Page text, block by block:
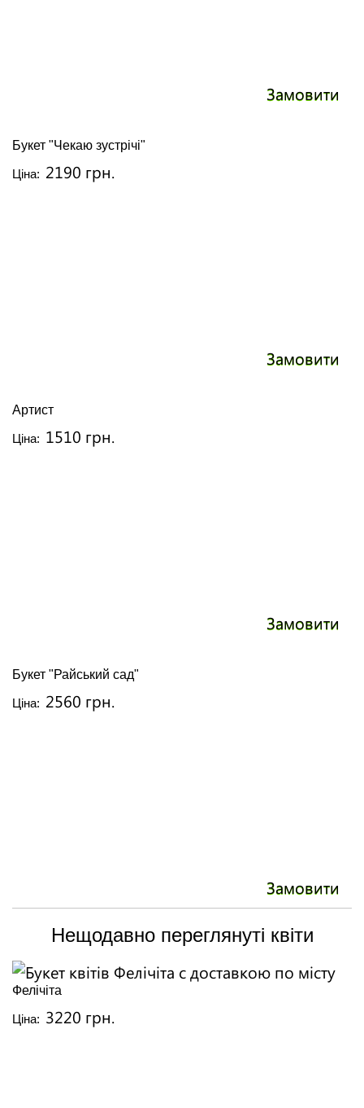
Замовити
Букет "Чекаю зустрічі"
Ціна: 2190 грн.
Замовити
Артист
Ціна: 1510 грн.
Замовити
Букет "Райський сад"
Ціна: 2560 грн.
Замовити
Нещодавно переглянуті квіти
Фелічіта
Ціна: 3220 грн.